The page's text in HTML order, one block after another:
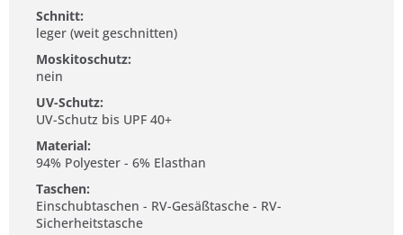
Schnitt:
leger (weit geschnitten)
Moskitoschutz:
nein
UV-Schutz:
UV-Schutz bis UPF 40+
Material:
94% Polyester - 6% Elasthan
Taschen:
Einschubtaschen - RV-Gesäßtasche - RV-
Sicherheitstasche